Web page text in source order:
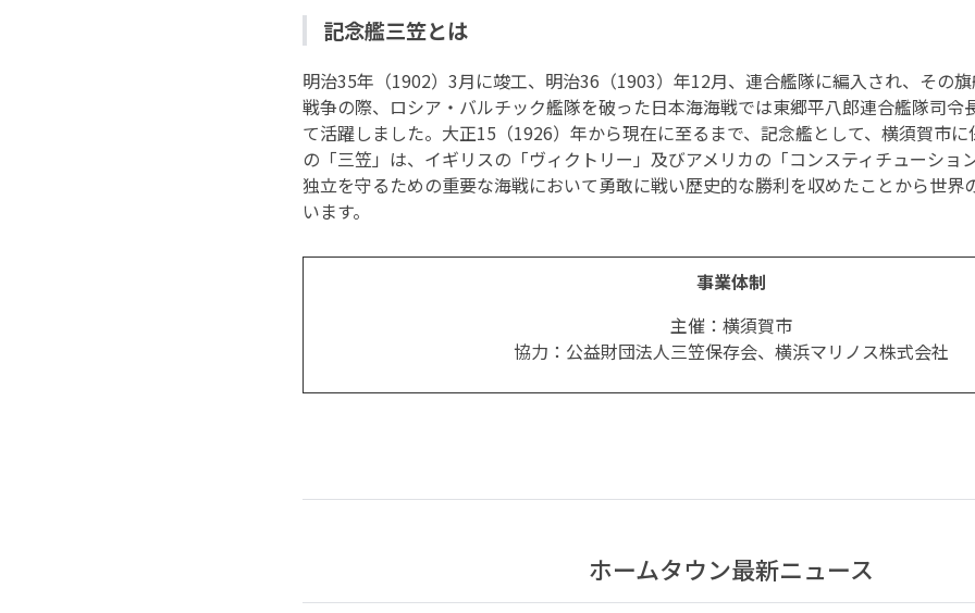
記念艦三笠とは
明治35年（1902）3月に竣工、明治36（1903）年12月、連合艦隊に編入され、その
戦争の際、ロシア・バルチック艦隊を破った日本海海戦では東郷平八郎連合艦隊司令
て活躍しました。大正15（1926）年から現在に至るまで、記念艦として、横須賀市
の「三笠」は、イギリスの「ヴィクトリー」及びアメリカの「コンスティチューショ
独立を守るための重要な海戦において勇敢に戦い歴史的な勝利を収めたことから世界
います。
事業体制
主催：横須賀市
協力：公益財団法人三笠保存会、横浜マリノス株式会社
ホームタウン最新ニュース